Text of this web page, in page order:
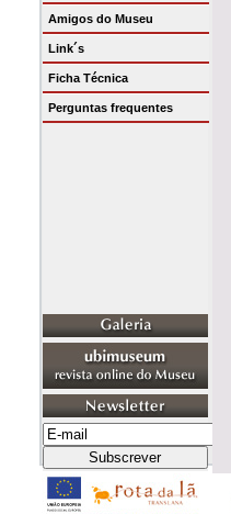
Amigos do Museu
Link´s
Ficha Técnica
Perguntas frequentes